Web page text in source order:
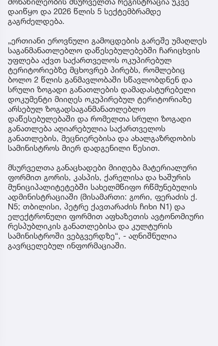
დაიწყო და 2026 წლის 5 სექტემბრამდე
გაგრძელდება.
„ერთიანი ეროვნული გამოცდების გარეშე უმაღლეს
საგანმანათლებლო დაწესებულებებში ჩარიცხვის
უფლება აქვთ საქართველოს ოკუპირებულ
ტერიტორიებზე მცხოვრებ პირებს, რომლებიც
ბოლო 2 წლის განმავლობაში სწავლობდნენ და
სრული ზოგადი განათლების დამადასტურებელი
დოკუმენტი მიიღეს ოკუპირებულ ტერიტორიაზე
არსებულ ზოგადსაგანმანათლებლო
დაწესებულებაში და რომელთა სრული ზოგადი
განათლება აღიარებულია საქართველოს
განათლების, მეცნიერებისა და ახალგაზრდობის
სამინისტროს მიერ დადგენილი წესით.
მსურველთა განაცხადები მიიღება მატერიალური
ფორმით გორის, კასპის, ქარელისა და ხაშურის
მუნიციპალიტეტებში სახელმწიფო რწმუნებულის
ადმინისტრაციაში (მისამართი: გორი, ფერაძის ქ.
N5; თბილისი, პეტრე ქავთარაძის ჩიხი N1) და
ელექტრონული ფორმით აფხაზეთის ავტონომიური
რესპუბლიკის განათლებისა და კულტურის
სამინისტროში ვებგვერდზე“, - აღნიშნულია
გავრცელებულ ინფორმაციაში.